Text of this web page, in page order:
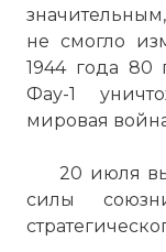
не смогло
1944 года 80
Фау-1
мировая
20 июля
силы